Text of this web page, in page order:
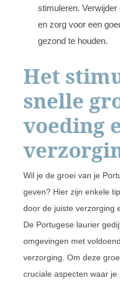
stimuleren.
en zorg voor een
gezond te houden.
Het
snelle
voeding
Wil je de groei van je
geven? Hier zijn enkele
door de juiste verzorging
De Portugese laurier
omgevingen met
verzorging. Om deze
cruciale aspecten waar